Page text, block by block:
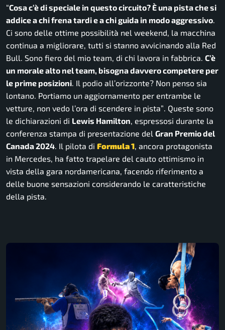
“Cosa c’è di speciale in questo circuito? È una pista che si
addice a chi frena tardi e a chi guida in modo aggressivo.
Ci sono delle ottime possibilità nel weekend, la macchina
continua a migliorare, tutti si stanno avvicinando alla Red
Bull. Sono fiero del mio team, di chi lavora in fabbrica. C’è
un morale alto nel team, bisogna davvero competere per
le prime posizioni. Il podio all’orizzonte? Non penso sia
lontano. Portiamo un aggiornamento per entrambe le
vetture, non vedo l’ora di scendere in pista”. Queste sono
le dichiarazioni di Lewis Hamilton, espressosi durante la
conferenza stampa di presentazione del Gran Premio del
Canada 2024. Il pilota di Formula 1, ancora protagonista
in Mercedes, ha fatto trapelare del cauto ottimismo in
vista della gara nordamericana, facendo riferimento a
delle buone sensazioni considerando le caratteristiche
della pista.